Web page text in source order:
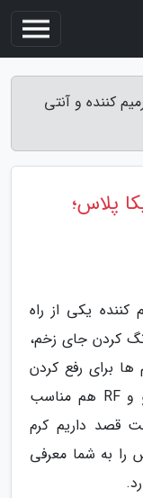
کننده و آنتی
پلاس؛
کننده یکی از راه
کردن جای زخم،
برای رفع کردن
آسیب های پوستی ناشی از لیزر، کرایو و RF هم مناسب
قصد داریم کرم
را به شما معرفی